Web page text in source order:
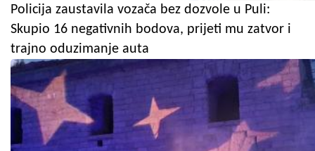
Policija zaustavila vozača bez dozvole u Puli:
Skupio 16 negativnih bodova, prijeti mu zatvor i
trajno oduzimanje auta